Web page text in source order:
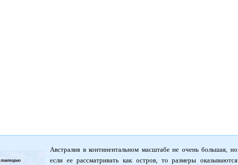
Австралия в континентальном масштабе не очень большая, но
если ее рассматривать как остров, то размеры оказываются